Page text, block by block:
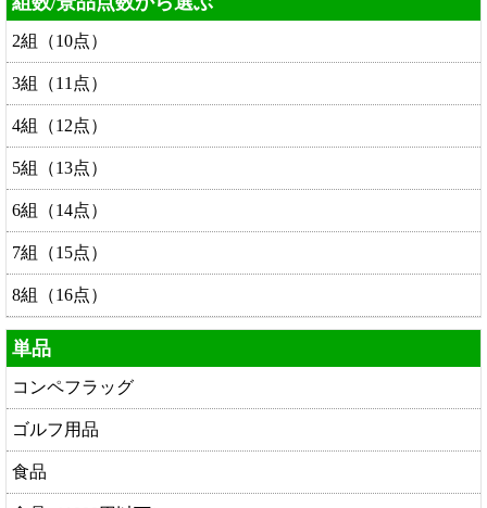
2組（10点）
3組（11点）
4組（12点）
5組（13点）
6組（14点）
7組（15点）
8組（16点）
単品
コンペフラッグ
ゴルフ用品
食品